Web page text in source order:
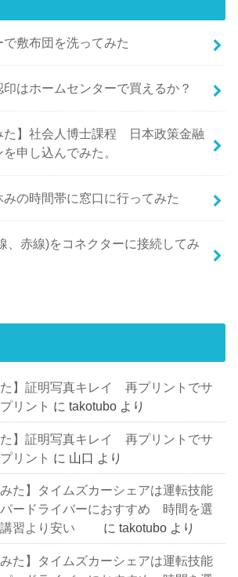
敷布団を洗ってみた
印はホームセンターで買えるか？
た】社会人博士課程 日本政策金融
申し込んでみた。
の時間帯に窓口に行ってみた
、赤線)をコネクターに接続してみ
た】証明写真キレイ 再プリントでサ
リント にtakotubo より
た】証明写真キレイ 再プリントでサ
リント に 山口 より
みた】タイムズカーシェアは運転技能
ードライバーにおすすめ 時間を選
講習より安い
にtakotubo より
みた】タイムズカーシェアは運転技能